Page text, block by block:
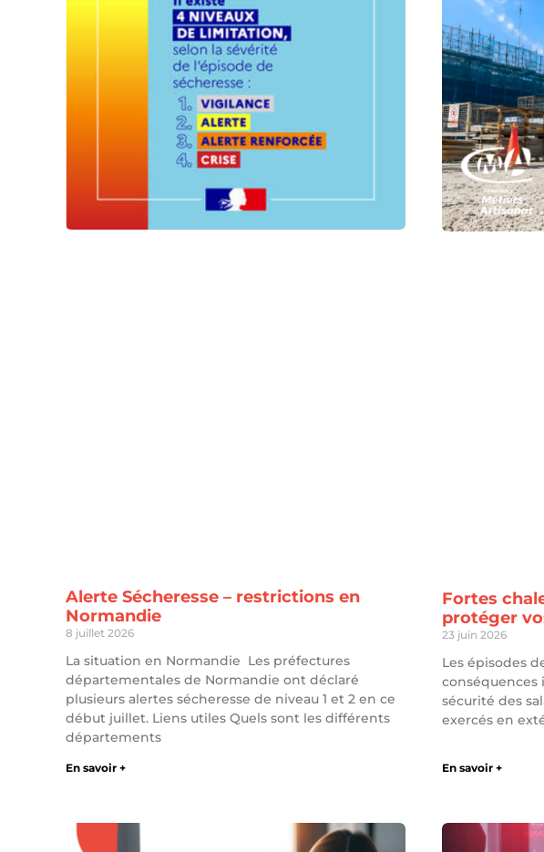
Alerte Sécheresse – restrictions en
Normandie
8 juillet 2026
La situation en Normandie Les préfectures
départementales de Normandie ont déclaré
plusieurs alertes sécheresse de niveau 1 et 2 en ce
début juillet. Liens utiles Quels sont les différents
départements
En savoir +
Fortes
protéger
23 juin 2026
Les épisodes
conséquences
sécurité des
exercés en
En savoir +